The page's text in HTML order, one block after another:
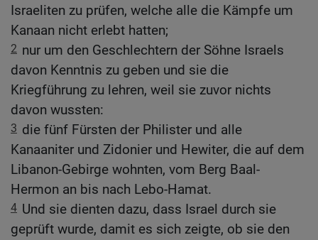
Israeliten zu prüfen, welche alle die Kämpfe um
Kanaan nicht erlebt hatten;
2 nur um den Geschlechtern der Söhne Israels
davon Kenntnis zu geben und sie die
Kriegführung zu lehren, weil sie zuvor nichts
davon wussten:
3 die fünf Fürsten der Philister und alle
Kanaaniter und Zidonier und Hewiter, die auf dem
Libanon-Gebirge wohnten, vom Berg Baal-
Hermon an bis nach Lebo-Hamat.
4 Und sie dienten dazu, dass Israel durch sie
geprüft wurde, damit es sich zeigte, ob sie den